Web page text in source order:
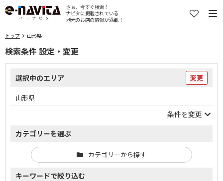
さぁ、今すぐ検索！
ナビタに掲載されている
地元のお店の情報が満載！
トップ 山形県
検索条件 設定・変更
選択中のエリア 変更
山形県
条件を変更
カテゴリーを選ぶ
カテゴリーから探す
キーワードで絞り込む